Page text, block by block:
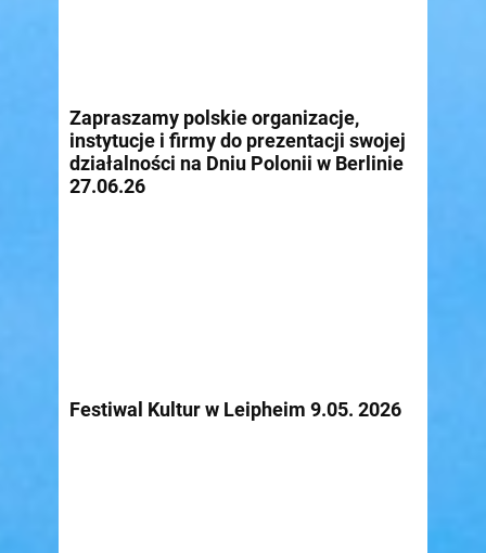
Zapraszamy polskie organizacje,
instytucje i firmy do prezentacji swojej
działalności na Dniu Polonii w Berlinie
27.06.26
Festiwal Kultur w Leipheim 9.05. 2026